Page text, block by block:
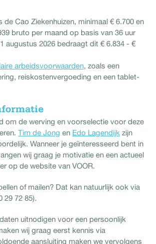
de Cao Ziekenhuizen, minimaal € 6.700 en
bruto per maand op basis van 36 uur
augustus 2026 bedraagt dit € 6.834 - €
arbeidsvoorwaarden, zoals een
reiskostenvergoeding en een tablet-
om de werving en voorselectie voor deze
Tim de Jong en Edo Lagendijk zijn
Wanneer je geïnteresseerd bent in
wij graag je motivatie en een actueel
op de website van VOOR.
of mailen? Dat kan natuurlijk ook via
29 72 85).
uitnodigen voor een persoonlijk
wij graag eerst kennis via
aansluiting maken we vervolgens